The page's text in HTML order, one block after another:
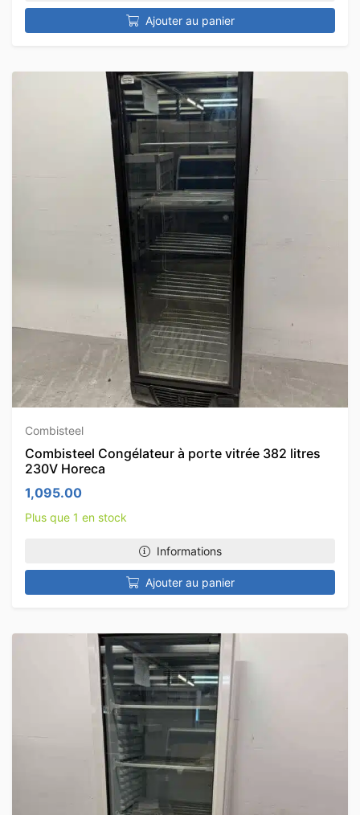
Ajouter au panier
Combisteel
Combisteel Congélateur à porte vitrée 382 litres
230V Horeca
1,095.00
Plus que 1 en stock
Informations
Ajouter au panier